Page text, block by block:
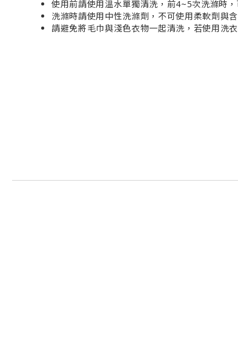
使用前請使用溫水單獨清洗，前4~5次洗滌時
洗滌時請使用中性洗滌劑，不可使用柔軟劑與
請避免將毛巾與淺色衣物一起清洗，若使用洗